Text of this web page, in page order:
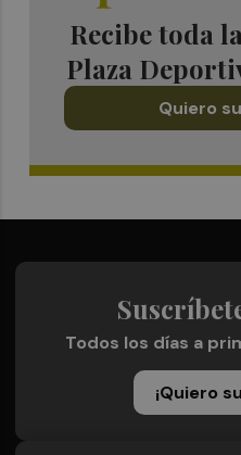
Recibe toda
Plaza
Quiero
Todos los días a
¡Quiero